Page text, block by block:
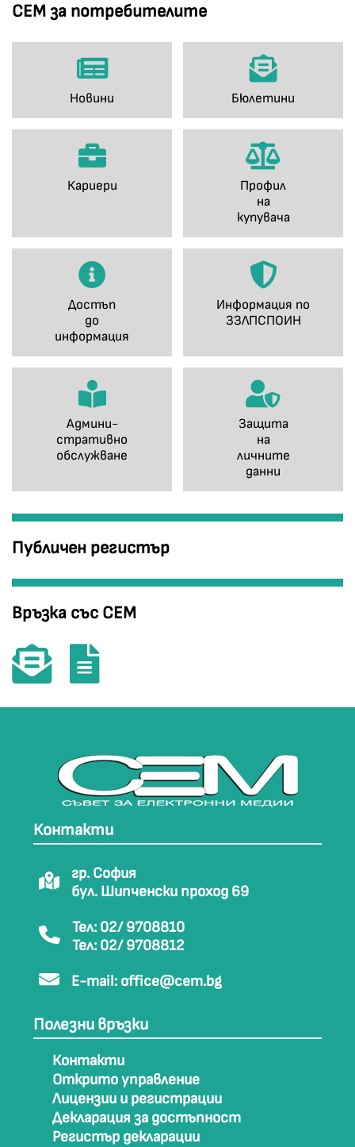
СЕМ за потребителите
Новини Бюлетини
Кариери
Профил
на
купувача
Достъп
до
информация
Информация по
ЗЗЛПСПОИН
Админи-
стративно
обслужване
Защита
на
личните
данни
Публичен регистър
Връзка със СЕМ
Контакти
гр. София
бул. Шипченски проход 69
Тел: 02/ 9708810
Тел: 02/ 9708812
E-mail: office@cem.bg
Полезни връзки
Контакти
Открито управление
Лицензии и регистрации
Декларация за достъпност
Регистър декларации